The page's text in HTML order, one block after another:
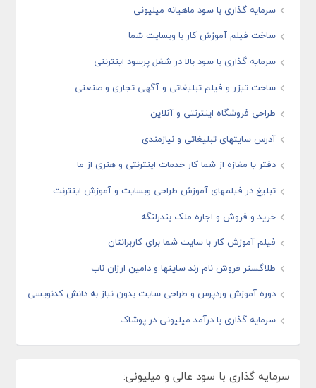
سرمایه گذاری با سود ماهیانه میلیونی
ساخت فیلم آموزش کار با وبسایت شما
سرمایه گذاری با سود بالا در شغل پرسود اینترنتی
ساخت تیزر و فیلم تبلیغاتی و آگهی تجاری و صنعتی
طراحی فروشگاه اینترنتی و آنلاین
آدرس سایتهای تبلیغاتی و نیازمندی
دفتر یا مغازه از شما کار خدمات اینترنتی و هنری از ما
تبلیغ در فیلمهای آموزش طراحی وبسایت و آموزش اینترنت
خرید و فروش و اجاره ملک بندرلنگه
فیلم آموزش کار با سایت شما برای کاربرانتان
طلاگستر فروش نام رند سایتها و دامین ارزان ناب
دوره آموزش وردپرس و طراحی سایت بدون نیاز به دانش کدنویسی
سرمایه گذاری با درآمد میلیونی در پوشاک
سرمایه گذاری با سود عالی و میلیونی: